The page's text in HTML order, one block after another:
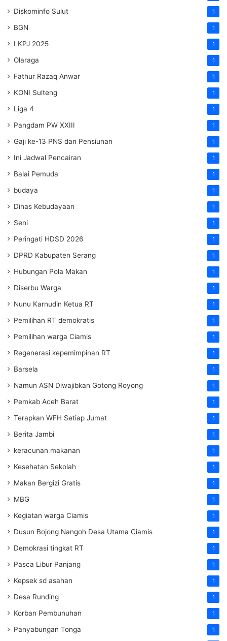
Diskominfo Sulut 1
BGN 1
LKPJ 2025 1
Olaraga 1
Fathur Razaq Anwar 1
KONI Sulteng 1
Liga 4 1
Pangdam PW XXIII 1
Gaji ke-13 PNS dan Pensiunan 1
Ini Jadwal Pencairan 1
Balai Pemuda 1
budaya 1
Dinas Kebudayaan 1
Seni 1
Peringati HDSD 2026 1
DPRD Kabupaten Serang 1
Hubungan Pola Makan 1
Diserbu Warga 1
Nunu Karnudin Ketua RT 1
Pemilihan RT demokratis 1
Pemilihan warga Ciamis 1
Regenerasi kepemimpinan RT 1
Barsela 1
Namun ASN Diwajibkan Gotong Royong 1
Pemkab Aceh Barat 1
Terapkan WFH Setiap Jumat 1
Berita Jambi 1
keracunan makanan 1
Kesehatan Sekolah 1
Makan Bergizi Gratis 1
MBG 1
Kegiatan warga Ciamis 1
Dusun Bojong Nangoh Desa Utama Ciamis 1
Demokrasi tingkat RT 1
Pasca Libur Panjang 1
Kepsek sd asahan 1
Desa Runding 1
Korban Pembunuhan 1
Panyabungan Tonga 1